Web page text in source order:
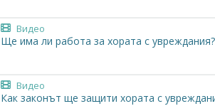
Видео
Ще има ли работа за хората с увреждания?
Видео
Как законът ще защити хората с